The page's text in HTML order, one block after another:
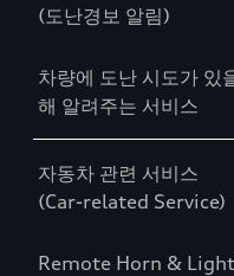
(도난경보 알림)
차량에 도난 시도가 있
해 알려주는 서비스
자동차 관련 서비스
(Car-related Service)
Remote Horn & Light